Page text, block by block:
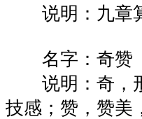
说明：九章算
名字：奇赞
说明：奇，形
技感；赞，赞美